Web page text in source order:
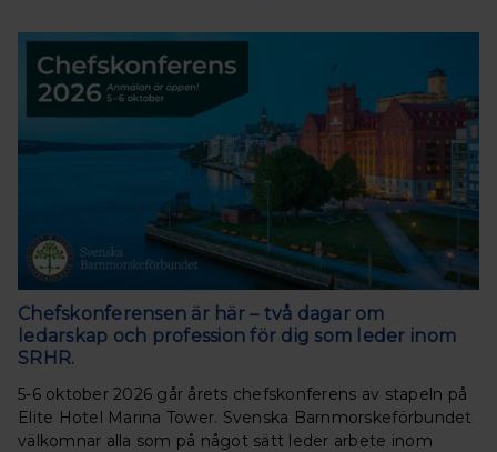
Chefskonferensen är här – två dagar om
ledarskap och profession för dig som leder inom
SRHR.
5-6 oktober 2026 går årets chefskonferens av stapeln på
Elite Hotel Marina Tower. Svenska Barnmorskeförbundet
välkomnar alla som på något sätt leder arbete inom